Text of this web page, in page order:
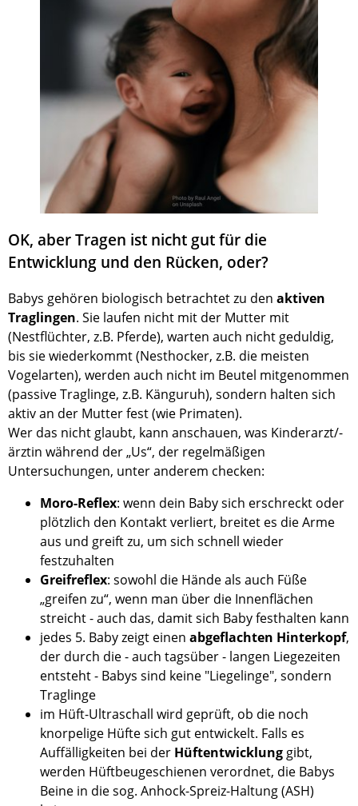
OK, aber Tragen ist nicht gut für die
Entwicklung und den Rücken, oder?
Babys gehören biologisch betrachtet zu den aktiven
Traglingen. Sie laufen nicht mit der Mutter mit
(Nestflüchter, z.B. Pferde), warten auch nicht geduldig,
bis sie wiederkommt (Nesthocker, z.B. die meisten
Vogelarten), werden auch nicht im Beutel mitgenommen
(passive Traglinge, z.B. Känguruh), sondern halten sich
aktiv an der Mutter fest (wie Primaten).
Wer das nicht glaubt, kann anschauen, was Kinderarzt/-
ärztin während der „Us“, der regelmäßigen
Untersuchungen, unter anderem checken:
Moro-Reflex: wenn dein Baby sich erschreckt oder
plötzlich den Kontakt verliert, breitet es die Arme
aus und greift zu, um sich schnell wieder
festzuhalten
Greifreflex: sowohl die Hände als auch Füße
„greifen zu“, wenn man über die Innenflächen
streicht - auch das, damit sich Baby festhalten kann
jedes 5. Baby zeigt einen abgeflachten Hinterkopf,
der durch die - auch tagsüber - langen Liegezeiten
entsteht - Babys sind keine "Liegelinge", sondern
Traglinge
im Hüft-Ultraschall wird geprüft, ob die noch
knorpelige Hüfte sich gut entwickelt. Falls es
Auffälligkeiten bei der Hüftentwicklung gibt,
werden Hüftbeugeschienen verordnet, die Babys
Beine in die sog. Anhock-Spreiz-Haltung (ASH)